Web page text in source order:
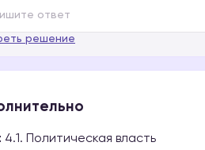
решение
4.1. Политическая власть